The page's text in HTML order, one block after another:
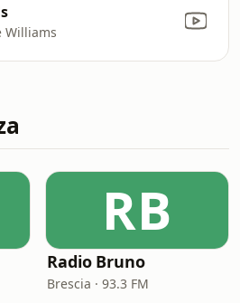
Williams
RB
Radio Bruno
Brescia · 93.3 FM